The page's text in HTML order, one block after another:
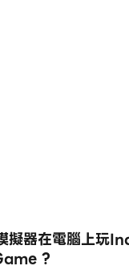
騎手成為一個極端
擬器在電腦上玩
?